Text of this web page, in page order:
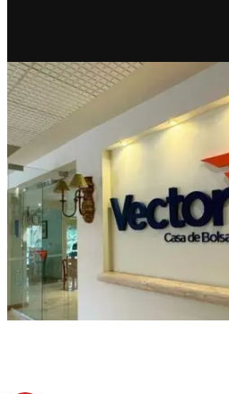
CNBV aplica
a CIBanco,